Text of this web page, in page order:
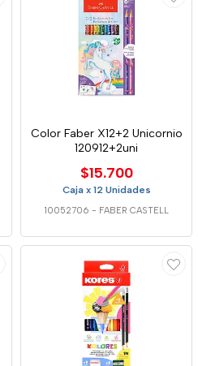
Color Faber X12+2 Unicornio
120912+2uni
$15.700
Caja x 12 Unidades
10052706 - FABER CASTELL